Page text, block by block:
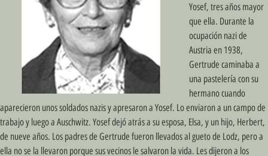
Yosef, tres años mayor
que ella. Durante la
ocupación nazi de
Austria en 1938,
Gertrude caminaba a
una pastelería con su
hermano cuando
aparecieron unos soldados nazis y apresaron a Yosef. Lo enviaron a un campo de
trabajo y luego a Auschwitz. Yosef dejó atrás a su esposa, Elsa, y un hijo, Herbert,
de nueve años. Los padres de Gertrude fueron llevados al gueto de Lodz, pero a
ella no se la llevaron porque sus vecinos le salvaron la vida. Les dijeron a los